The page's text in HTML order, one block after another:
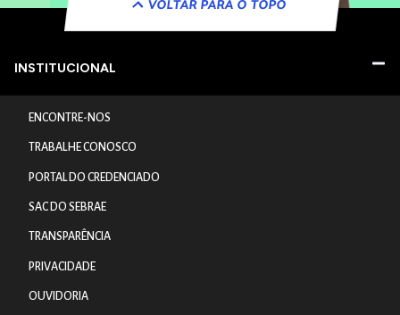
VOLTAR PARA O TOPO
INSTITUCIONAL
ENCONTRE-NOS
TRABALHE CONOSCO
PORTAL DO CREDENCIADO
SAC DO SEBRAE
TRANSPARÊNCIA
PRIVACIDADE
OUVIDORIA